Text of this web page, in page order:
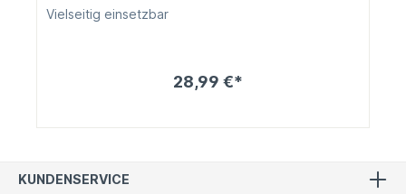
Vielseitig einsetzbar
28,99 €*
KUNDENSERVICE